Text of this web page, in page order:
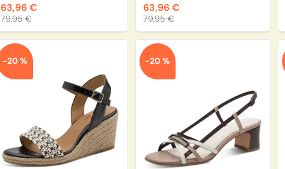
63,96 €
79,95 €
63,96 €
79,95 €
-20 % -20 %